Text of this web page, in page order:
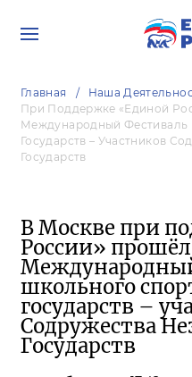
Главная Наша
При Поддержке «Единой
Международный
Государств – Участников
Государств
В Москве при
России»
школьного
государств –
Содружества
Государств